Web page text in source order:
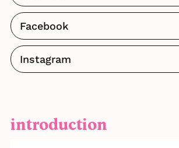
Facebook
Instagram
introduction